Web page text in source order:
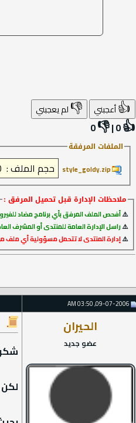
👍أعجبني 👎لم يعجبني
👍
0
|
👎
0
الملفات المرفقة
style_goldy.zip‏
ملاحظات الإدارةقبل تحميل المرفق :
⚠️أفحص الملف المرفق بأي برنامج مضاد
⚠️راسل الإدارة العامة للمنتدى أو
⚠️إدارة المنتدى لا تتحمل مسؤولية أي ملف
الحيران
عضو جديد